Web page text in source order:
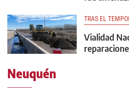
TRAS EL
Vialidad
Neuquén